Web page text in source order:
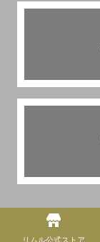
リムル公式ストア